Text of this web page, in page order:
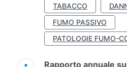
TABACCO
FUMO PASSIVO
PATOLOGIE FUMO-
Rapporto annuale